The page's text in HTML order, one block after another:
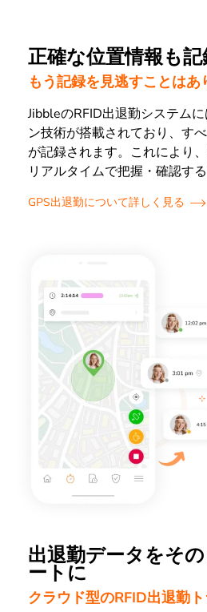
正確な位置情報も記
もう記録を見逃すことはあ
JibbleのRFID出退勤システム
ン技術が搭載されており、す
が記録されます。これにより
リアルタイムで把握・確認す
GPS出退勤について詳しく見る
出退勤データをそ
ートに
クラウド型のRFID出退勤